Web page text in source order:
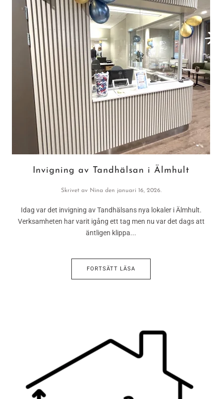
Invigning av Tandhälsan i Älmhult
Skrivet av Nina den januari 16, 2026.
Idag var det invigning av Tandhälsans nya lokaler i Älmhult.
Verksamheten har varit igång ett tag men nu var det dags att
äntligen klippa...
FORTSÄTT LÄSA